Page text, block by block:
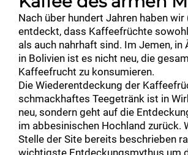
Nach über hundert Jahren haben wir
entdeckt, dass Kaffeefrüchte
als auch nahrhaft sind. Im Jemen, in
in Bolivien ist es nicht neu, die
Kaffeefrucht zu konsumieren.
Die Wiederentdeckung der
schmackhaftes Teegetränk ist in
neu, sondern geht auf die
im abbesinischen Hochland zurück.
Stelle der Site bereits beschrieben